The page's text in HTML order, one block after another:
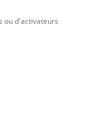
ou d'activateurs